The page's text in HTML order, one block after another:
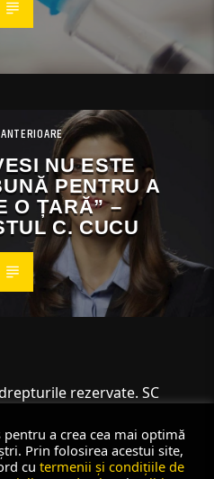
NU ESTE
PENTRU A
O ȚARĂ” –
C. CUCU
rezervate. SC
a crea cea mai optimă
Prin folosirea acestui site,
cu termenii și condițiile de